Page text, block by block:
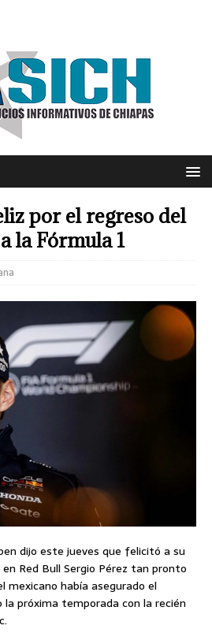
por el regreso del
a la Fórmula 1
dijo este jueves que felicitó a su
Red Bull Sergio Pérez tan pronto
mexicano había asegurado el
la próxima temporada con la recién